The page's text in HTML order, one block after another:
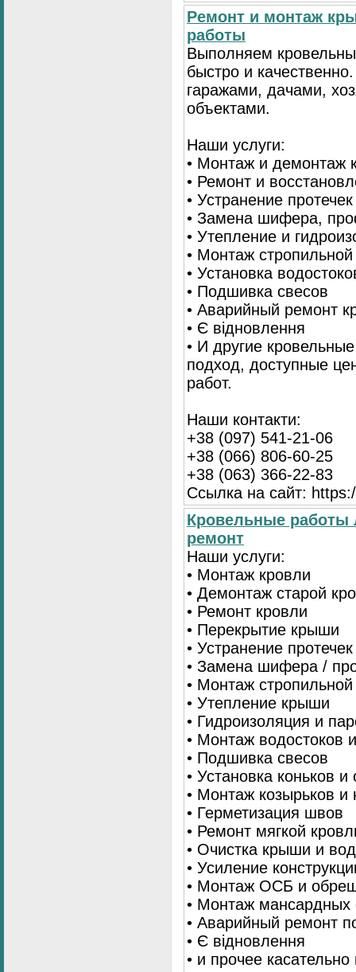
Ремонт и монтаж
работы
Выполняем
быстро и
гаражами, дачами,
объектами.
Наши услуги:
• Монтаж и демонтаж
• Ремонт и
• Устранение протечек
• Замена шифера,
• Утепление и
• Монтаж
• Установка
• Подшивка свесов
• Аварийный ремонт
• Є відновлення
• И другие
подход, доступные
работ.
Наши контакти:
+38 (097) 541-21-06
+38 (066) 806-60-25
+38 (063) 366-22-83
Ссылка на сайт:
Кровельные
ремонт
Наши услуги:
• Монтаж кровли
• Демонтаж старой
• Ремонт кровли
• Перекрытие крыши
• Устранение протечек
• Замена шифера /
• Монтаж
• Утепление крыши
• Гидроизоляция и
• Монтаж водостоков
• Подшивка свесов
• Установка коньков и
• Монтаж козырьков и
• Герметизация швов
• Ремонт мягкой
• Очистка крыши и
• Усиление
• Монтаж ОСБ и
• Монтаж мансардных
• Аварийный ремонт
• Є відновлення
• и прочее